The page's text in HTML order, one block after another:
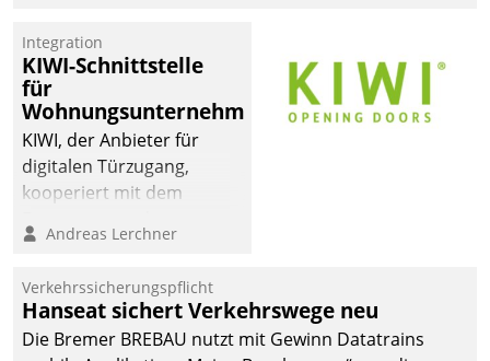
Integration
KIWI-Schnittstelle
für
Wohnungsunternehmen
KIWI, der Anbieter für
digitalen Türzugang,
kooperiert mit dem
Softwareentwicklungshaus
Andreas Lerchner
Verkehrssicherungspflicht
Hanseat sichert Verkehrswege neu
Die Bremer BREBAU nutzt mit Gewinn Datatrains